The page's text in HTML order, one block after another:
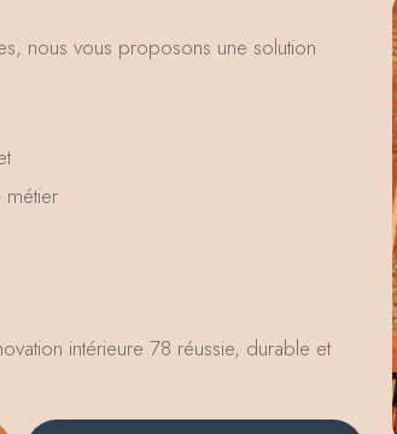
nous vous proposons une solution
intérieure 78 réussie, durable et